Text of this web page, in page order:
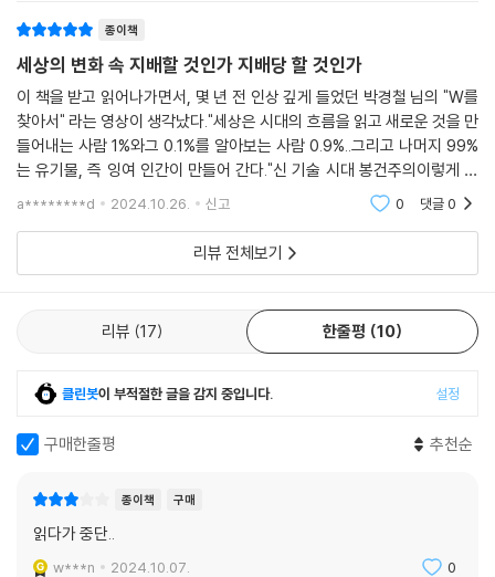
종이책
세상의 변화 속 지배할 것인가 지배당 할 것인가
이 책을 받고 읽어나가면서, 몇 년 전 인상 깊게 들었던 박경철 님의 "W를
찾아서" 라는 영상이 생각났다."세상은 시대의 흐름을 읽고 새로운 것을 만
들어내는 사람 1%와그 0.1%를 알아보는 사람 0.9%..그리고 나머지 99%
는 유기물, 즉 잉여 인간이 만들어 간다."신 기술 시대 봉건주의이렇게 책
제목이 나왔다면, 재미가 없었겠다.시대가 변하면서, 새로운 문화와 세상
a********d 2024.10.26. 신고 0 댓글0
리뷰 전체보기
리뷰 17 한줄평 10
클린봇이 부적절한 글을 감지 중입니다. 설정
구매한줄평 추천순
종이책 구매
읽다가 중단..
w***n 2024.10.07. 0